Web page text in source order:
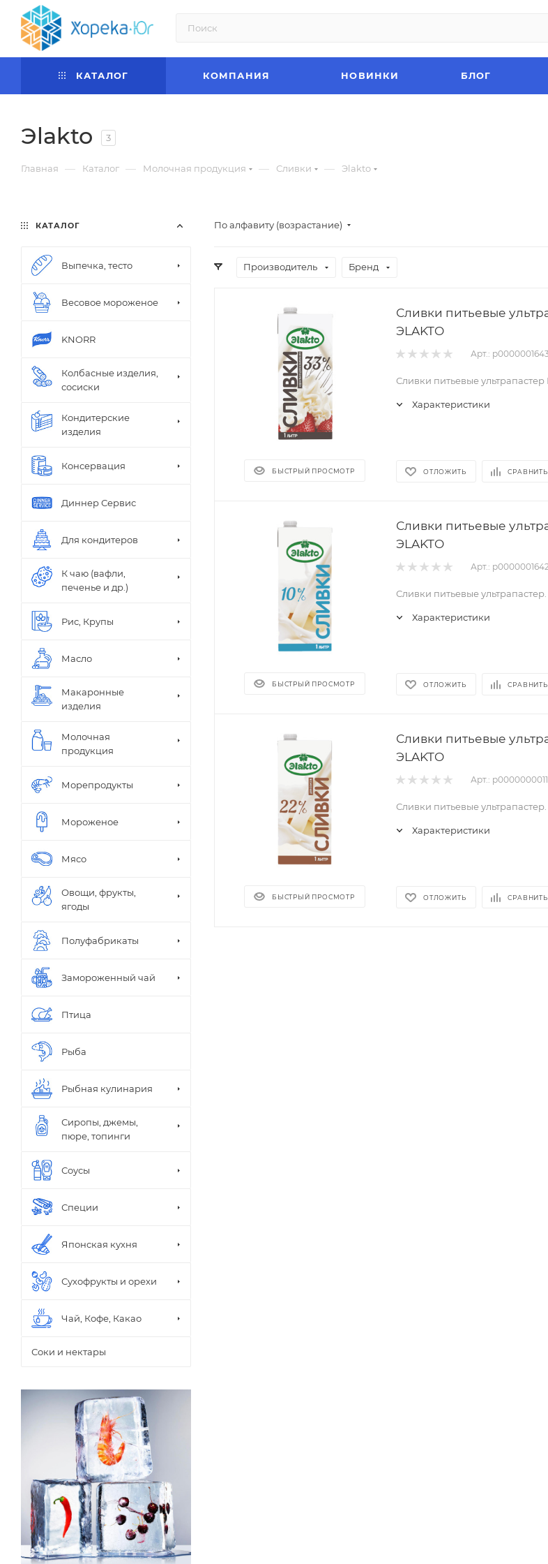
КАТАЛОГ КОМПАНИЯ НОВИНКИ БЛОГ
Эlakto 3
Главная — Каталог — Молочная продукция — Сливки — Эlakto
По алфавиту (возрастание)
Производитель Бренд
БЫСТРЫЙ ПРОСМОТР
Сливки питьевые
ЭLAKTO
Арт.: р0000001643
Сливки питьевые ультрапастер
Характеристики
ОТЛОЖИТЬ СРАВНИТЬ
БЫСТРЫЙ ПРОСМОТР
Сливки питьевые
ЭLAKTO
Арт.:
Сливки питьевые ультрапастер.
Характеристики
ОТЛОЖИТЬ СРАВНИТЬ
БЫСТРЫЙ ПРОСМОТР
Сливки питьевые
ЭLAKTO
Арт.: р0000000011
Сливки питьевые ультрапастер.
Характеристики
ОТЛОЖИТЬ СРАВНИТЬ
КАТАЛОГ
Выпечка, тесто
Весовое мороженое
KNORR
Колбасные изделия,
сосиски
Кондитерские
изделия
Консервация
Диннер Сервис
Для кондитеров
К чаю (вафли,
печенье и др.)
Рис, Крупы
Масло
Макаронные
изделия
Молочная
продукция
Морепродукты
Мороженое
Мясо
Овощи, фрукты,
ягоды
Полуфабрикаты
Замороженный чай
Птица
Рыба
Рыбная кулинария
Сиропы, джемы,
пюре, топинги
Соусы
Специи
Японская кухня
Сухофрукты и орехи
Чай, Кофе, Какао
Соки и нектары